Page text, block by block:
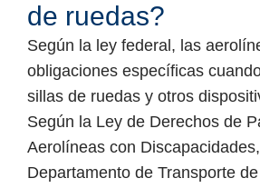
de ruedas?
Según la ley federal, las
obligaciones específicas
sillas de ruedas y otros
Según la Ley de Derechos de
Aerolíneas con Discapacidades
Departamento de Transporte